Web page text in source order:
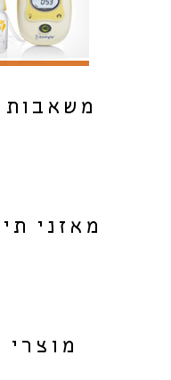
מאזני
מוצרי